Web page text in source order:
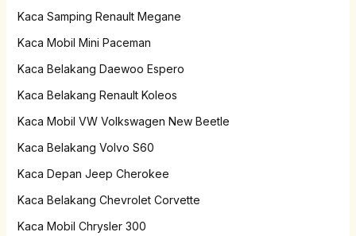
Kaca Samping Renault Megane
Kaca Mobil Mini Paceman
Kaca Belakang Daewoo Espero
Kaca Belakang Renault Koleos
Kaca Mobil VW Volkswagen New Beetle
Kaca Belakang Volvo S60
Kaca Depan Jeep Cherokee
Kaca Belakang Chevrolet Corvette
Kaca Mobil Chrysler 300